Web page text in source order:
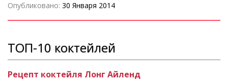
Опубликовано: 30 Января 2014
ТОП-10 коктейлей
Рецепт коктейля Лонг Айленд